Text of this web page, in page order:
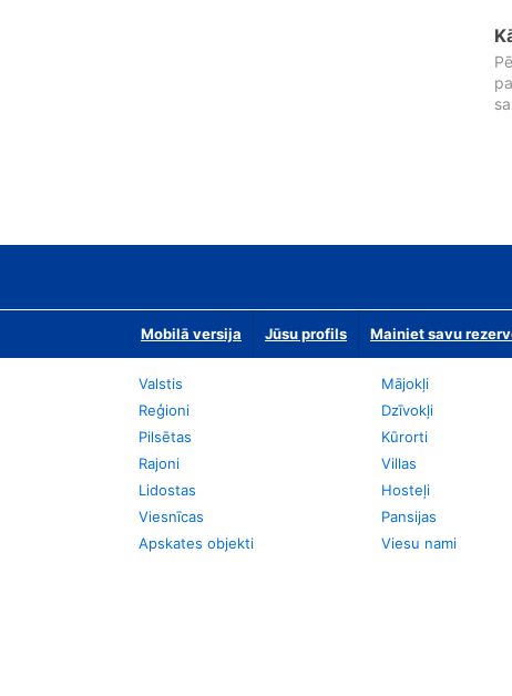
Mobilā versija Jūsu profils Mainiet savu
Valstis
Reģioni
Pilsētas
Rajoni
Lidostas
Viesnīcas
Apskates objekti
Mājokļi
Dzīvokļi
Kūrorti
Villas
Hosteļi
Pansijas
Viesu nami